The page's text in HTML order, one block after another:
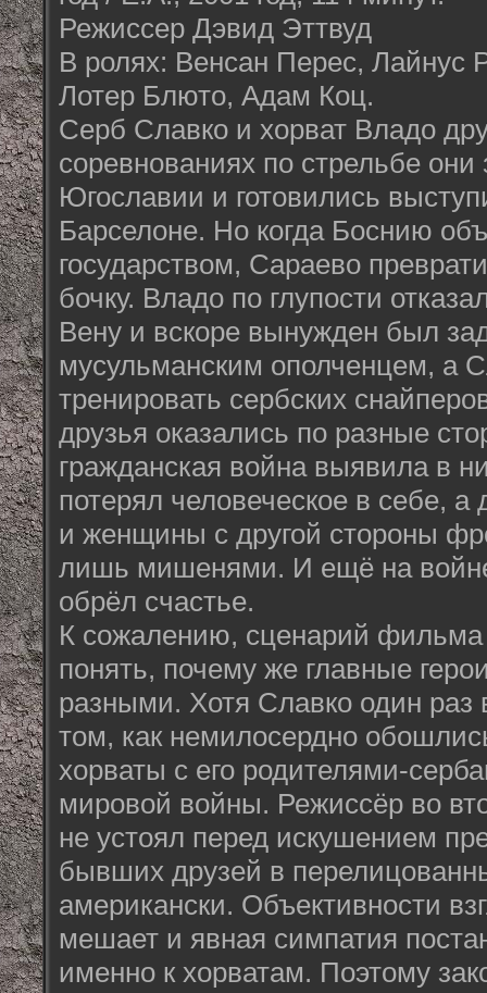
Режиссер Дэвид Эттвуд
В ролях: Венсан Перес, Лайнус
Лотер Блюто, Адам Коц.
Серб Славко и хорват Владо
соревнованиях по стрельбе
Югославии и готовились
Барселоне. Но когда Боснию
государством, Сараево
бочку. Владо по глупости
Вену и вскоре вынужден был
мусульманским ополченцем, а
тренировать сербских
друзья оказались по разные
гражданская война выявила в
потерял человеческое в себе,
и женщины с другой стороны
лишь мишенями. И ещё на
обрёл счастье.
К сожалению, сценарий фильма
понять, почему же главные
разными. Хотя Славко один раз
том, как немилосердно
хорваты с его родителями-
мировой войны. Режиссёр во
не устоял перед искушением
бывших друзей в
американски. Объективности
мешает и явная симпатия
именно к хорватам. Поэтому